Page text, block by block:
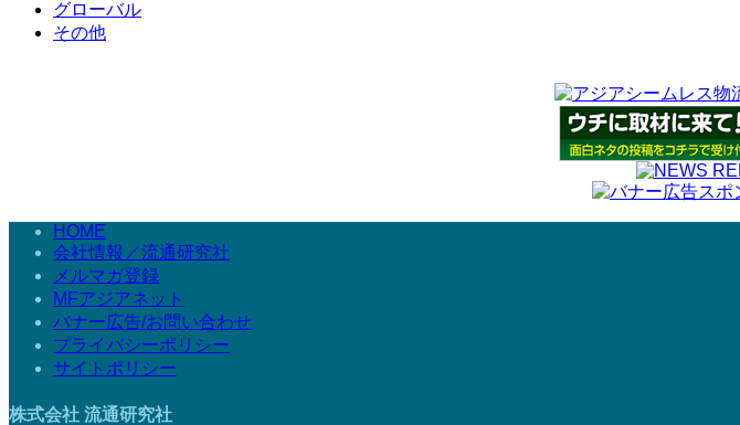
グローバル
その他
HOME
会社情報／流通研究社
メルマガ登録
MFアジアネット
バナー広告/お問い合わせ
プライバシーポリシー
サイトポリシー
株式会社 流通研究社